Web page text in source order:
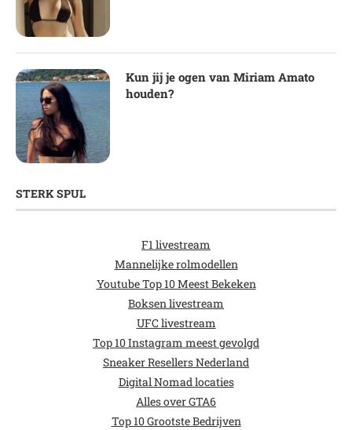
Kun jij je ogen van Miriam Amato
houden?
STERK SPUL
F1 livestream
Mannelijke rolmodellen
Youtube Top 10 Meest Bekeken
Boksen livestream
UFC livestream
Top 10 Instagram meest gevolgd
Sneaker Resellers Nederland
Digital Nomad locaties
Alles over GTA6
Top 10 Grootste Bedrijven